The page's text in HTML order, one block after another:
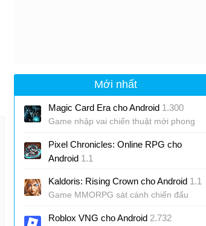
Mới nhất
Magic Card Era cho Android 1.300
Game nhập vai chiến thuật mới phong
Pixel Chronicles: Online RPG cho
Android 1.1
thế giới pixel
Kaldoris: Rising Crown cho Android 1.1
Game MMORPG sát cánh chiến đấu
Roblox VNG cho Android 2.732